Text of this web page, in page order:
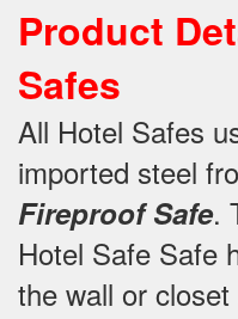
Product
Safes
All Hotel Safes
imported steel
Fireproof Safe.
Hotel Safe Safe
the wall or